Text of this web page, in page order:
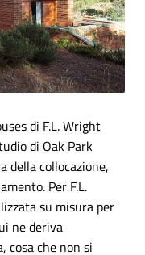
di F.L. Wright
di Oak Park
della collocazione,
Per F.L.
su misura per
ne deriva
cosa che non si